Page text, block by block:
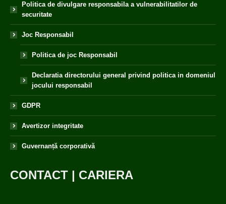
Politica de divulgare responsabila a vulnerabilitatilor de
securitate
Joc Responsabil
Politica de joc Responsabil
Declaratia directorului general privind politica in domeniul
jocului responsabil
GDPR
Avertizor integritate
Guvernanță corporativă
CONTACT | CARIERA